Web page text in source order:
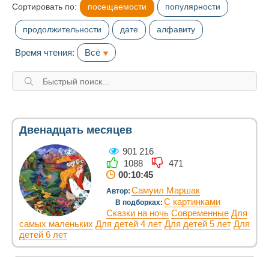
Сортировать по: посещаемости популярности
продолжительности дате алфавиту
Время чтения: Всё
Двенадцать месяцев
901 216
1088
471
00:10:45
Автор: Самуил Маршак
В подборках: С картинками
Сказки на ночь Современные Для
самых маленьких Для детей 4 лет Для детей 5 лет Для
детей 6 лет